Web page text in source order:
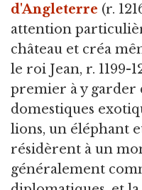
d'Angleterre (r.
attention
château et créa
le roi Jean, r. 1199-
premier à y garder
domestiques
lions, un éléphant
résidèrent à un
généralement